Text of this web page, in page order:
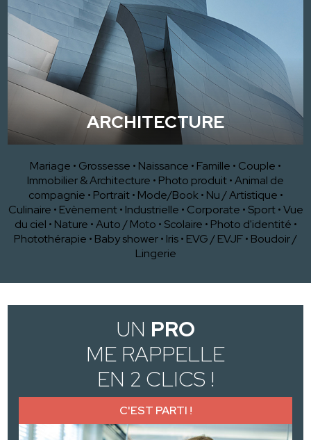
ARCHITECTURE
Mariage • Grossesse • Naissance • Famille • Couple •
Immobilier & Architecture • Photo produit•Animal de
compagnie • Portrait • Mode/Book • Nu / Artistique •
Culinaire • Evènement • Industrielle • Corporate • Sport •Vue
du ciel • Nature •Auto / Moto • Scolaire • Photo d'identité •
Photothérapie • Baby shower• Iris• EVG / EVJF• Boudoir /
Lingerie
UN PRO
ME RAPPELLE
EN 2 CLICS !
C'EST PARTI !